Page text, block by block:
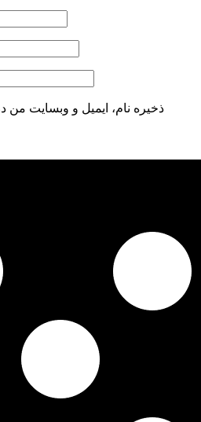
ذخیره نام، ایمیل و وبسایت من